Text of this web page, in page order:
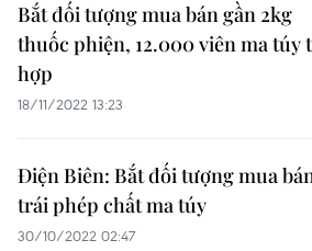
Bắt đối tượng mua bán gần 2kg
thuốc phiện, 12.000 viên ma túy
hợp
18/11/2022 13:23
Điện Biên: Bắt đối tượng mua
trái phép chất ma túy
30/10/2022 02:47